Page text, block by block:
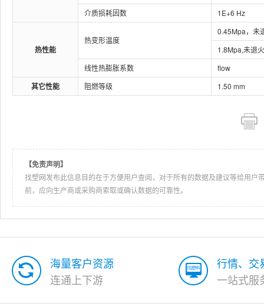
介质损耗因数
1E+6 Hz
热性能
热变形温度
0.45Mpa，未
1.8Mpa,未退火
线性热膨胀系数
flow
其它性能 阻燃等级 1.50 mm
【免责声明】
找塑网发布此信息目的在于方便用户查阅，对于所有的数据及建议等给用
前，应向生产商或采购商索取或确认数据的可靠性。
海量客户资源
连通上下游
行情、交
一站式服